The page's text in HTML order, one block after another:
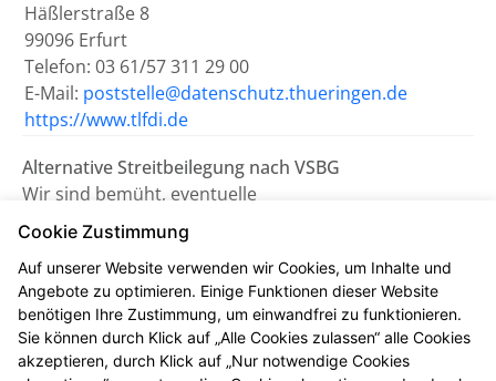
Häßlerstraße 8
99096 Erfurt
Telefon: 03 61/57 311 29 00
E-Mail: poststelle@datenschutz.thueringen.de
https://www.tlfdi.de
Alternative Streitbeilegung nach VSBG
Wir sind bemüht, eventuelle
Meinungsverschiedenheiten aus unserem Vertrag
einvernehmlich beizulegen. Uns erreichen Sie dazu
auch per E-Mail unterinfo@schloss-apotheke-
gebesee.de.
Wir nehmen nicht an einem
Cookie Zustimmung
Auf unserer Website verwenden wir Cookies, um Inhalte und
Angebote zu optimieren. Einige Funktionen dieser Website
benötigen Ihre Zustimmung, um einwandfrei zu funktionieren.
Sie können durch Klick auf „Alle Cookies zulassen“ alle Cookies
akzeptieren, durch Klick auf „Nur notwendige Cookies